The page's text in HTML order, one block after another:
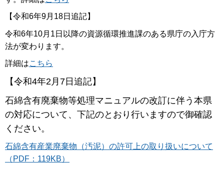
【令和6年9月18日追記】
令和6年10月1日以降の資源循環推進課のある県庁の入庁方
法が変わります。
詳細はこちら
【令和4年2月7日追記】
石綿含有廃棄物等処理マニュアルの改訂に伴う本県
の対応について、下記のとおり行いますので御確認
ください。
石綿含有産業廃棄物（汚泥）の許可上の取り扱いについて
（PDF：119KB）